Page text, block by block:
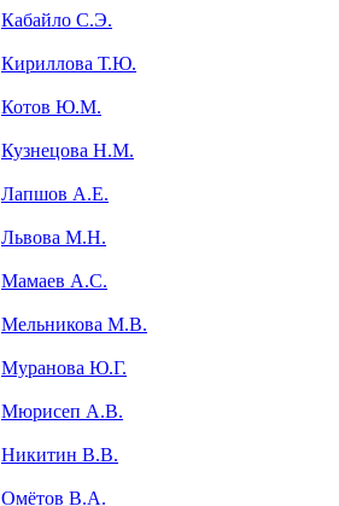
Кабайло С.Э.
Кириллова Т.Ю.
Котов Ю.М.
Кузнецова Н.М.
Лапшов А.Е.
Львова М.Н.
Мамаев А.С.
Мельникова М.В.
Муранова Ю.Г.
Мюрисеп А.В.
Никитин В.В.
Омётов В.А.